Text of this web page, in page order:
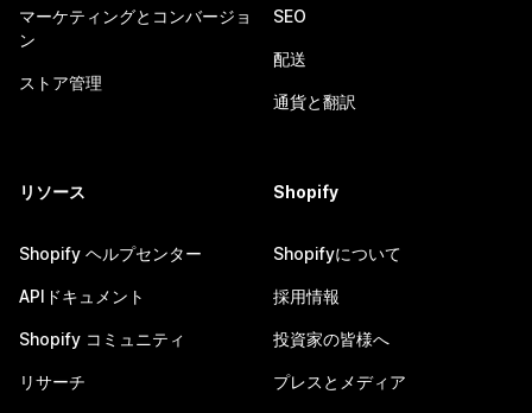
マーケティングとコンバージョ
ン
ストア管理
SEO
配送
通貨と翻訳
リソース
Shopify ヘルプセンター
APIドキュメント
Shopify コミュニティ
リサーチ
Shopify
Shopifyについて
採用情報
投資家の皆様へ
プレスとメディア